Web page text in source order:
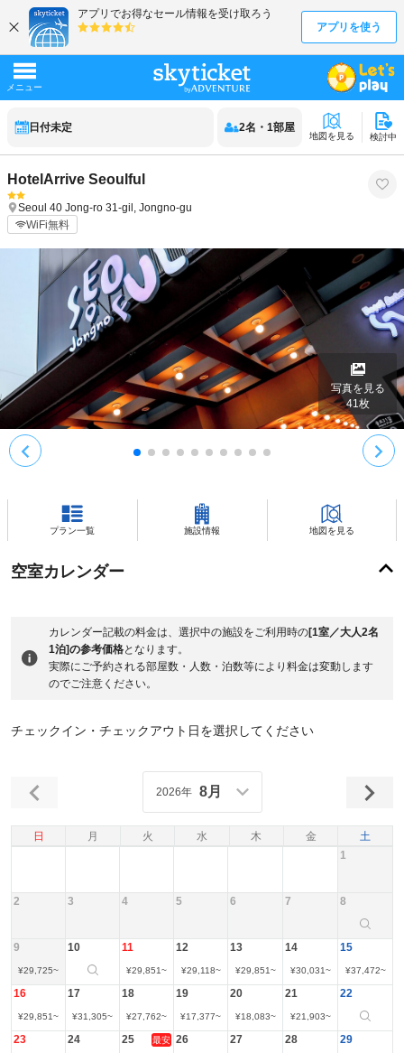
日付未定 2名 ・ 1部屋
地図を見る 検討中
HotelArrive Seoulful
Seoul 40 Jong-ro 31-gil, Jongno-gu
WiFi無料
写真を見る
41枚
プラン一覧 施設情報 地図を見る
空室カレンダー
カレンダー記載の料金は、選択中の施設をご利用時の[1室／大人2名
1泊]の参考価格となります。
実際にご予約される部屋数・人数・泊数等により料金は変動します
のでご注意ください。
チェックイン・チェックアウト日を選択してください
日 月 火 水 木 金 土
2026年 8月
1
2 3 4 5 6 7 8
9
¥29,725~
10 11
¥29,851~
12
¥29,118~
13
¥29,851~
14
¥30,031~
15
¥37,472~
16
¥29,851~
17
¥31,305~
18
¥27,762~
19
¥17,377~
20
¥18,083~
21
¥21,903~
22
23 24 25 最安 26 27 28 29